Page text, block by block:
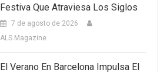
Festiva Que Atraviesa Los Siglos
7 de agosto de 2026
ALS Magazine
El Verano En Barcelona Impulsa El